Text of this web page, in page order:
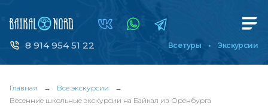
8 914 954 51 22 Все туры Экскурсии
Главная → Все экскурсии
→
Весенние школьные экскурсии на Байкал из Оренбурга